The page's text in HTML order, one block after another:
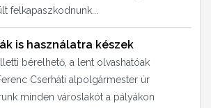
felkapaszkodnunk...
is használatra készek
bérelhető, a lent olvashatóak
Cserháti alpolgármester úr
minden városlakót a pályákon